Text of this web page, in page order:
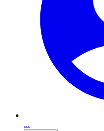
...